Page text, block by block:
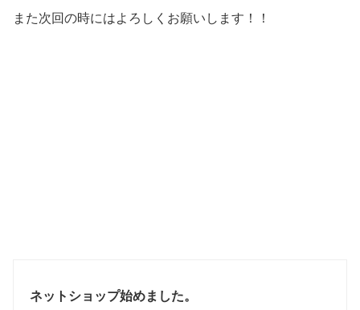
また次回の時にはよろしくお願いします！！
ネットショップ始めました。